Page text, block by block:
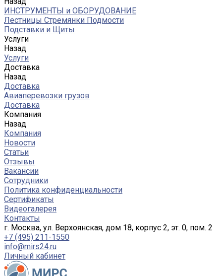
ИНСТРУМЕНТЫ и ОБОРУДОВАНИЕ
Лестницы Стремянки Подмости
Подставки и Щиты
Услуги
Назад
Услуги
Доставка
Назад
Доставка
Авиаперевозки грузов
Доставка
Компания
Назад
Компания
Новости
Статьи
Отзывы
Вакансии
Сотрудники
Политика конфиденциальности
Сертификаты
Видеогалерея
Контакты
г. Москва, ул. Верхоянская, дом 18, корпус 2, эт. 0, пом. 2
+7 (495) 211-1550
info@mirs24.ru
Личный кабинет